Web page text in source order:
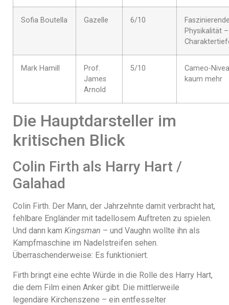
Sofia Boutella Gazelle 6/10
Physikalität
Mark Hamill
Prof.
James
Arnold
5/10
Cameo-
kaum mehr
Die Hauptdarsteller im
kritischen Blick
Colin Firth als Harry Hart /
Galahad
Colin Firth. Der Mann, der Jahrzehnte damit verbracht hat,
fehlbare Engländer mit tadellosem Auftreten zu spielen.
Und dann kam Kingsman – und Vaughn wollte ihn als
Kampfmaschine im Nadelstreifen sehen.
Überraschenderweise: Es funktioniert.
Firth bringt eine echte Würde in die Rolle des Harry Hart,
die dem Film einen Anker gibt. Die mittlerweile
legendäre Kirchenszene – ein entfesselter